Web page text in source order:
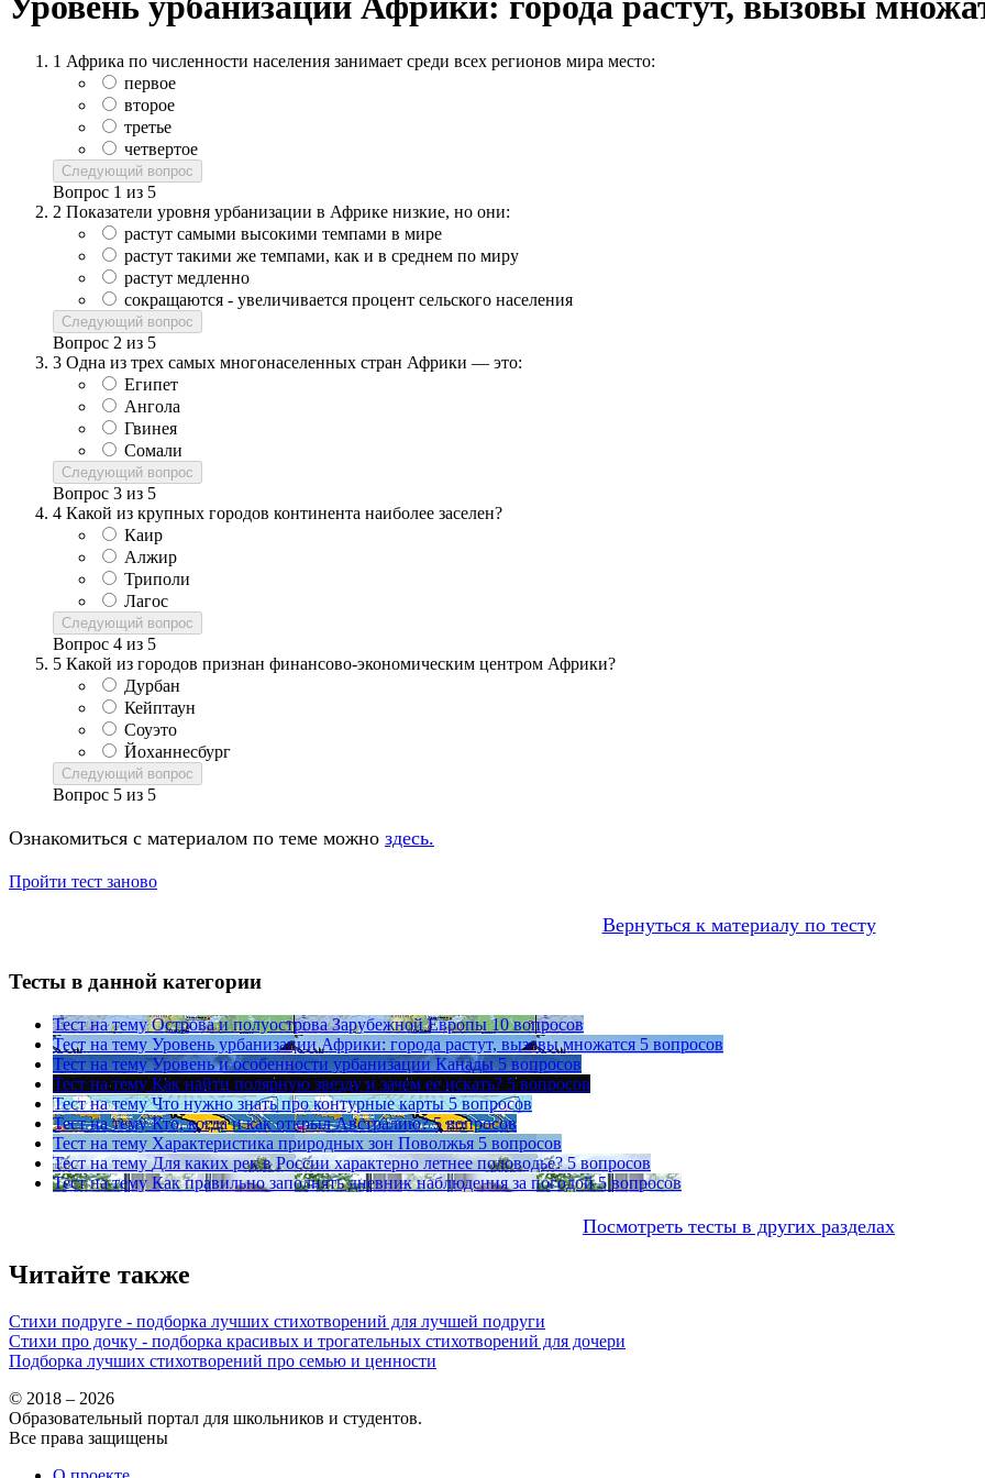
1 Африка по численности населения занимает среди всех регионов мира место:
первое
второе
третье
четвертое
Следующий вопрос
Вопрос 1 из 5
2 Показатели уровня урбанизации в Африке низкие, но они:
растут самыми высокими темпами в мире
растут такими же темпами, как и в среднем по миру
растут медленно
сокращаются - увеличивается процент сельского населения
Следующий вопрос
Вопрос 2 из 5
3 Одна из трех самых многонаселенных стран Африки — это:
Египет
Ангола
Гвинея
Сомали
Следующий вопрос
Вопрос 3 из 5
4 Какой из крупных городов континента наиболее заселен?
Каир
Алжир
Триполи
Лагос
Следующий вопрос
Вопрос 4 из 5
5 Какой из городов признан финансово-экономическим центром Африки?
Дурбан
Кейптаун
Соуэто
Йоханнесбург
Следующий вопрос
Вопрос 5 из 5
Ознакомиться с материалом по теме можно здесь.
Пройти тест заново
Вернуться к материалу по тесту
Тесты в данной категории
Тест на тему Острова и полуострова Зарубежной Европы 10 вопросов
Тест на тему Уровень урбанизации Африки: города растут, вызовы множатся 5 вопросов
Тест на тему Уровень и особенности урбанизации Канады 5 вопросов
Тест на тему Как найти полярную звезду и зачем ее искать? 5 вопросов
Тест на тему Что нужно знать про контурные карты 5 вопросов
Тест на тему Кто, когда и как открыл Австралию? 5 вопросов
Тест на тему Характеристика природных зон Поволжья 5 вопросов
Тест на тему Для каких рек в России характерно летнее половодье? 5 вопросов
Тест на тему Как правильно заполнять дневник наблюдения за погодой 5 вопросов
Посмотреть тесты в других разделах
Читайте также
Стихи подруге - подборка лучших стихотворений для лучшей подруги
Стихи про дочку - подборка красивых и трогательных стихотворений для дочери
Подборка лучших стихотворений про семью и ценности
© 2018 – 2026
Образовательный портал для школьников и студентов.
Все права защищены